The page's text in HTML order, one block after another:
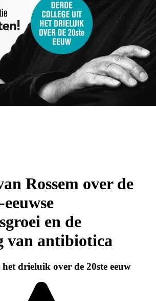
Rossem over de
en de
van antibiotica
drieluik over de 20ste eeuw